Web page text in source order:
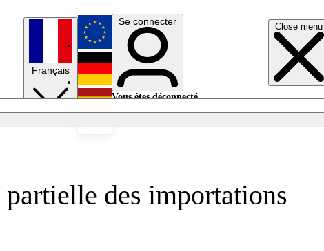
Close menu
Français
English
Deutsch
Se connecter
Vous êtes déconnecté.
des importations